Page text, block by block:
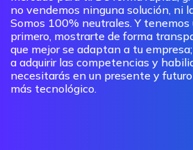
no vendemos ninguna solución, ni
Somos 100% neutrales. Y
primero, mostrarte de forma
que mejor se adaptan a tu
a adquirir las competencias y
necesitarás en un presente y
más tecnológico.